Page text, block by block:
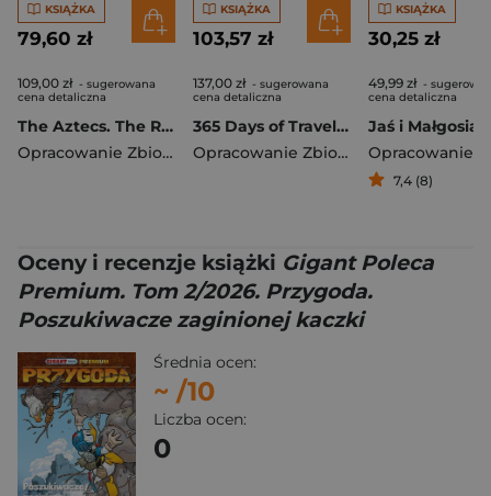
KSIĄŻKA
79,60 zł
109,00 zł - sugerowana
cena detaliczna
The Aztecs. The Rise and Fall of a Mighty Empire
Opracowanie Zbiorowe
KSIĄŻKA
103,57 zł
137,00 zł - sugerowana
cena detaliczna
365 Days of Travel. Lonely Planet
Opracowanie Zbiorowe
KSIĄŻKA
30,25 zł
49,99 zł -
cena detaliczna
Jaś i Małgosia
7,4 (8)
Oceny i recenzje książki Gigant Poleca
Premium. Tom 2/2026. Przygoda.
Poszukiwacze zaginionej kaczki
Średnia ocen:
~ /10
Liczba ocen:
0